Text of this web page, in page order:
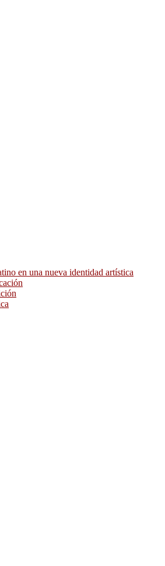
en una nueva identidad artística